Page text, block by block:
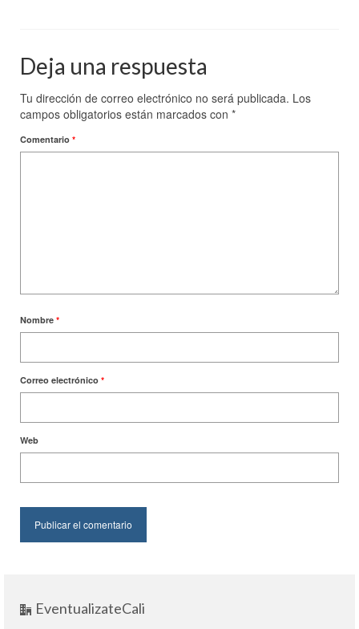
Deja una respuesta
Tu dirección de correo electrónico no será publicada. Los
campos obligatorios están marcados con *
Comentario *
Nombre *
Correo electrónico *
Web
EventualizateCali